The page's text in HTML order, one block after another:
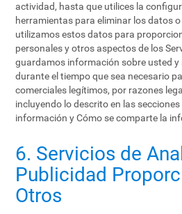
actividad, hasta que utilices la
herramientas para eliminar los datos
utilizamos estos datos para
personales y otros aspectos de los
guardamos información sobre usted y
durante el tiempo que sea necesario
comerciales legítimos, por razones
incluyendo lo descrito en las
información y Cómo se comparte la
6. Servicios de
Publicidad
Otros